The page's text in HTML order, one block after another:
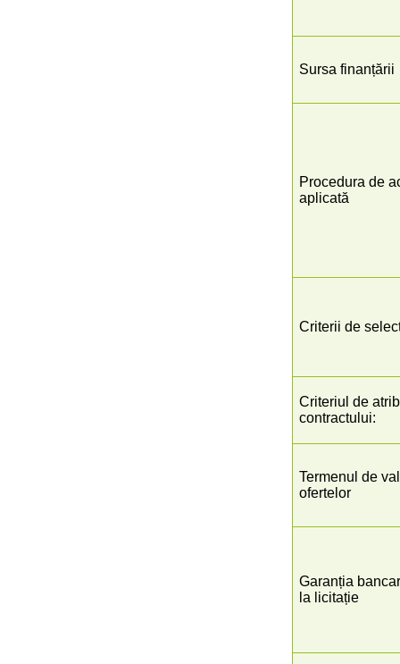
Sursa finanțării
Procedura de
aplicată
Criterii de
Criteriul de
contractului:
Termenul de
ofertelor
Garanția
la licitație